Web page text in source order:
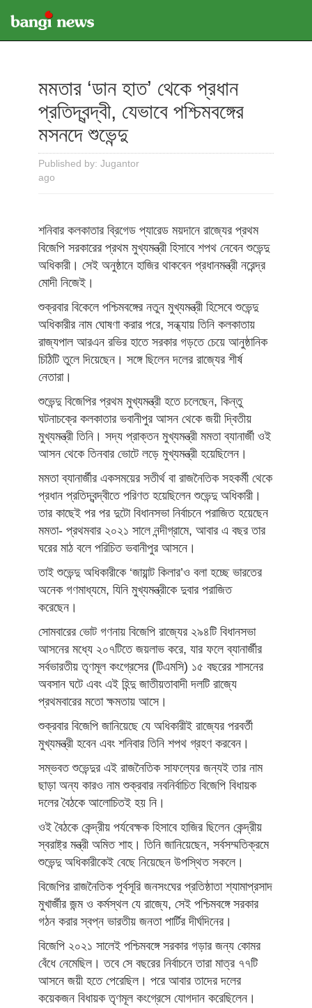
মমতার ‘ডান হাত’ থেকে প্রধান
প্রতিদ্বন্দ্বী, যেভাবে পশ্চিমবঙ্গের
মসনদে শুভেন্দু
Published by: Jugantor
ago
শনিবার কলকাতার ব্রিগেড প্যারেড ময়দানে রাজ্যের প্রথম
বিজেপি সরকারের প্রথম মুখ্যমন্ত্রী হিসাবে শপথ নেবেন শুভেন্দু
অধিকারী। সেই অনুষ্ঠানে হাজির থাকবেন প্রধানমন্ত্রী নরেন্দ্র
মোদী নিজেই।
শুক্রবার বিকেলে পশ্চিমবঙ্গের নতুন মুখ্যমন্ত্রী হিসেবে শুভেন্দু
অধিকারীর নাম ঘোষণা করার পরে, সন্ধ্যায় তিনি কলকাতায়
রাজ্যপাল আরএন রভির হাতে সরকার গড়তে চেয়ে আনুষ্ঠানিক
চিঠিটি তুলে দিয়েছেন। সঙ্গে ছিলেন দলের রাজ্যের শীর্ষ
নেতারা।
শুভেন্দু বিজেপির প্রথম মুখ্যমন্ত্রী হতে চলেছেন, কিন্তু
ঘটনাচক্রে কলকাতার ভবানীপুর আসন থেকে জয়ী দ্বিতীয়
মুখ্যমন্ত্রী তিনি। সদ্য প্রাক্তন মুখ্যমন্ত্রী মমতা ব্যানার্জী ওই
আসন থেকে তিনবার ভোটে লড়ে মুখ্যমন্ত্রী হয়েছিলেন।
মমতা ব্যানার্জীর একসময়ের সতীর্থ বা রাজনৈতিক সহকর্মী থেকে
প্রধান প্রতিদ্বন্দ্বীতে পরিণত হয়েছিলেন শুভেন্দু অধিকারী।
তার কাছেই পর পর দুটো বিধানসভা নির্বাচনে পরাজিত হয়েছেন
মমতা- প্রথমবার ২০২১ সালে নন্দীগ্রামে, আবার এ বছর তার
ঘরের মাঠ বলে পরিচিত ভবানীপুর আসনে।
তাই শুভেন্দু অধিকারীকে ‘জায়ান্ট কিলার’ও বলা হচ্ছে ভারতের
অনেক গণমাধ্যমে, যিনি মুখ্যমন্ত্রীকে দুবার পরাজিত
করেছেন।
সোমবারের ভোট গণনায় বিজেপি রাজ্যের ২৯৪টি বিধানসভা
আসনের মধ্যে ২০৭টিতে জয়লাভ করে, যার ফলে ব্যানার্জীর
সর্বভারতীয় তৃণমূল কংগ্রেসের (টিএমসি) ১৫ বছরের শাসনের
অবসান ঘটে এবং এই হিন্দু জাতীয়তাবাদী দলটি রাজ্যে
প্রথমবারের মতো ক্ষমতায় আসে।
শুক্রবার বিজেপি জানিয়েছে যে অধিকারীই রাজ্যের পরবর্তী
মুখ্যমন্ত্রী হবেন এবং শনিবার তিনি শপথ গ্রহণ করবেন।
সম্ভবত শুভেন্দুর এই রাজনৈতিক সাফল্যের জন্যই তার নাম
ছাড়া অন্য কারও নাম শুক্রবার নবনির্বাচিত বিজেপি বিধায়ক
দলের বৈঠকে আলোচিতই হয় নি।
ওই বৈঠকে কেন্দ্রীয় পর্যবেক্ষক হিসাবে হাজির ছিলেন কেন্দ্রীয়
স্বরাষ্ট্র মন্ত্রী অমিত শাহ। তিনি জানিয়েছেন, সর্বসম্মতিক্রমে
শুভেন্দু অধিকারীকেই বেছে নিয়েছেন উপস্থিত সকলে।
বিজেপির রাজনৈতিক পূর্বসূরি জনসংঘের প্রতিষ্ঠাতা শ্যামাপ্রসাদ
মুখার্জীর জন্ম ও কর্মস্থল যে রাজ্যে, সেই পশ্চিমবঙ্গে সরকার
গঠন করার স্বপ্ন ভারতীয় জনতা পার্টির দীর্ঘদিনের।
বিজেপি ২০২১ সালেই পশ্চিমবঙ্গে সরকার গড়ার জন্য কোমর
বেঁধে নেমেছিল। তবে সে বছরের নির্বাচনে তারা মাত্র ৭৭টি
আসনে জয়ী হতে পেরেছিল। পরে আবার তাদের দলের
কয়েকজন বিধায়ক তৃণমূল কংগ্রেসে যোগদান করেছিলেন।